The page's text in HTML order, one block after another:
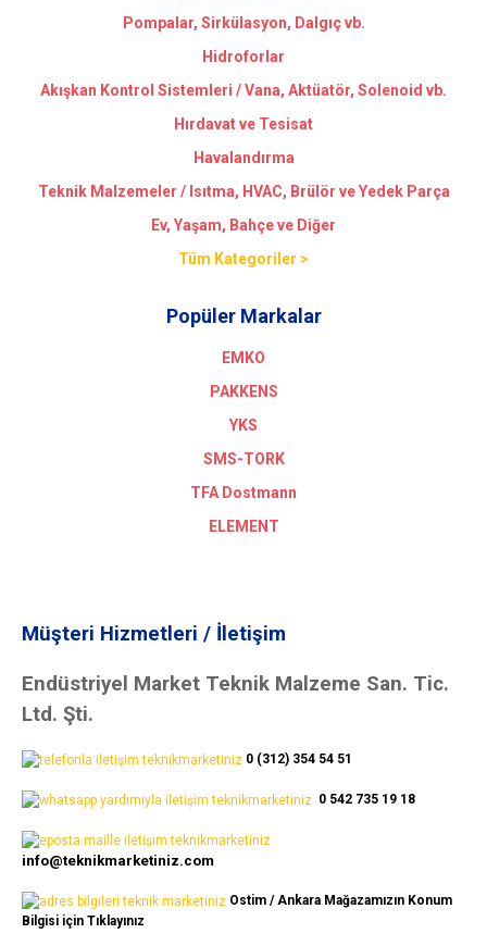
Pompalar, Sirkülasyon, Dalgıç vb.
Hidroforlar
Akışkan Kontrol Sistemleri / Vana, Aktüatör, Solenoid vb.
Hırdavat ve Tesisat
Havalandırma
Teknik Malzemeler / Isıtma, HVAC, Brülör ve Yedek Parça
Ev, Yaşam, Bahçe ve Diğer
Tüm Kategoriler >
Popüler Markalar
EMKO
PAKKENS
YKS
SMS-TORK
TFA Dostmann
ELEMENT
Müşteri Hizmetleri / İletişim
Endüstriyel Market Teknik Malzeme San. Tic.
Ltd. Şti.
0 (312) 354 54 51
0 542 735 19 18
info@teknikmarketiniz.com
Ostim / Ankara Mağazamızın Konum
Bilgisi için Tıklayınız